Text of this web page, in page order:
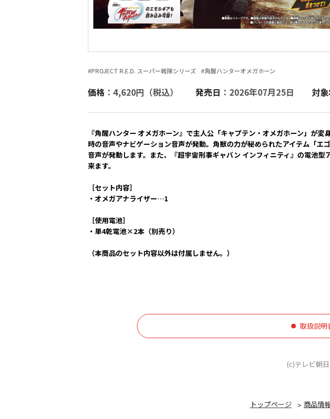
#PROJECT R.E.D. スーパー戦隊シリーズ #角醒ハンターオメガホーン
価格 ：4,620円（税込） 発売日 ：2026年07月25日 対
『角醒ハンター オメガホーン』で主人公「キャプテン・オメガホーン」が
時の音声やナビゲーション音声が発動。角獣の力が秘められたアイテム「
音声が発動します。また、『超宇宙刑事ギャバン インフィニティ』の電池
来ます。
［セット内容］
・オメガアナライザー…1
［使用電池］
・単4乾電池×2本（別売り）
（本商品のセット内容以外は付属しません。）
取扱説明
(c)テレビ朝
トップページ 商品情